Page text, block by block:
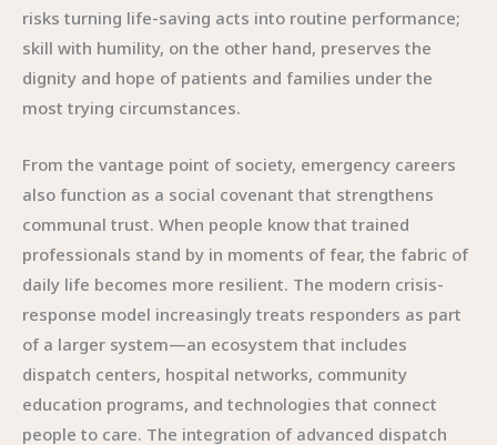
risks turning life-saving acts into routine performance;
skill with humility, on the other hand, preserves the
dignity and hope of patients and families under the
most trying circumstances.
From the vantage point of society, emergency careers
also function as a social covenant that strengthens
communal trust. When people know that trained
professionals stand by in moments of fear, the fabric of
daily life becomes more resilient. The modern crisis-
response model increasingly treats responders as part
of a larger system—an ecosystem that includes
dispatch centers, hospital networks, community
education programs, and technologies that connect
people to care. The integration of advanced dispatch